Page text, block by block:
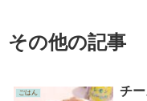
その他の記事
ごはん チ